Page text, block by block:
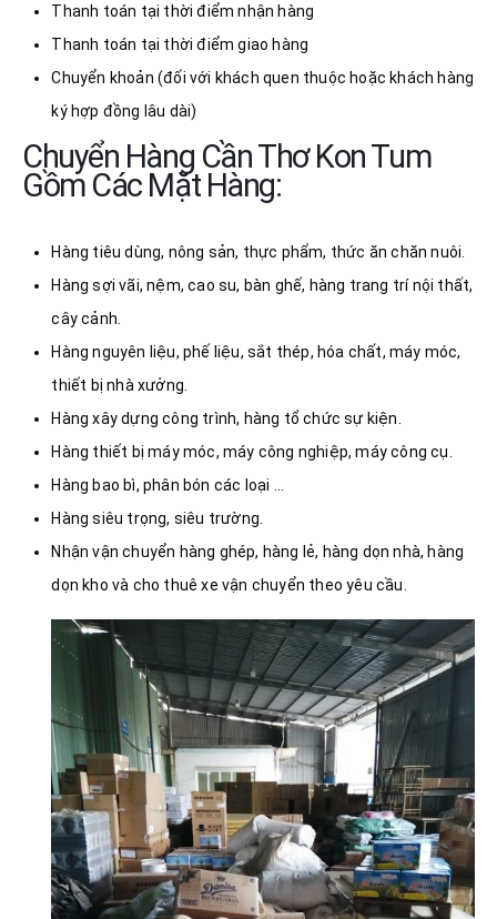
Thanh toán tại thời điểm nhận hàng
Thanh toán tại thời điểm giao hàng
Chuyển khoản (đối với khách quen thuộc hoặc khách hàng
ký hợp đồng lâu dài)
Chuyển Hàng Cần Thơ Kon Tum
Gồm Các Mặt Hàng:
Hàng tiêu dùng, nông sản, thực phẩm, thức ăn chăn nuôi.
Hàng sợi vãi, nệm, cao su, bàn ghế, hàng trang trí nội thất,
cây cảnh.
Hàng nguyên liệu, phế liệu, sắt thép, hóa chất, máy móc,
thiết bị nhà xưởng.
Hàng xây dựng công trình, hàng tổ chức sự kiện.
Hàng thiết bị máy móc, máy công nghiệp, máy công cụ.
Hàng bao bì, phân bón các loại …
Hàng siêu trọng, siêu trường.
Nhận vận chuyển hàng ghép, hàng lẻ, hàng dọn nhà, hàng
dọn kho và cho thuê xe vận chuyển theo yêu cầu.